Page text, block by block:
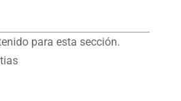
para esta sección.